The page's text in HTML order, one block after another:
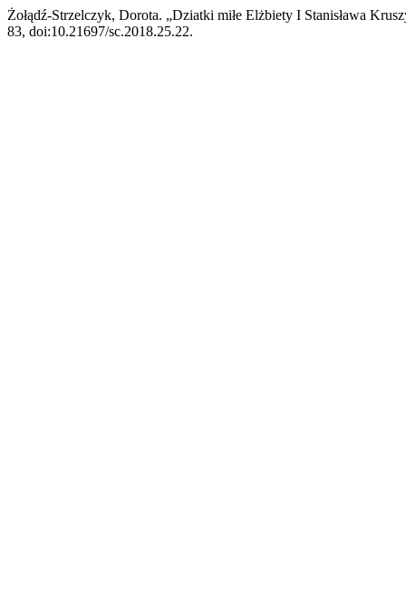
Żołądź-Strzelczyk, Dorota. „Dziatki miłe Elżbiety I Stanisława
83, doi:10.21697/sc.2018.25.22.